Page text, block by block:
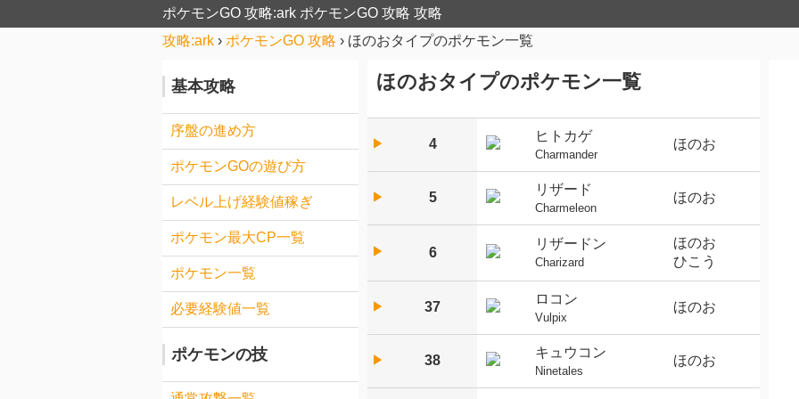
ポケモンGO 攻略:ark ポケモンGO 攻略 攻略
攻略:ark › ポケモンGO 攻略 › ほのおタイプのポケモン一覧
ほのおタイプのポケモン一覧
▶︎ 4
ヒトカゲ
Charmander
ほのお
▶︎ 5
リザード
Charmeleon
ほのお
▶︎ 6
リザードン
Charizard
ほのお
ひこう
▶︎ 37
ロコン
Vulpix
ほのお
▶︎ 38
キュウコン
Ninetales
ほのお
基本攻略
序盤の進め方
ポケモンGOの遊び方
レベル上げ経験値稼ぎ
ポケモン最大CP一覧
ポケモン一覧
必要経験値一覧
ポケモンの技